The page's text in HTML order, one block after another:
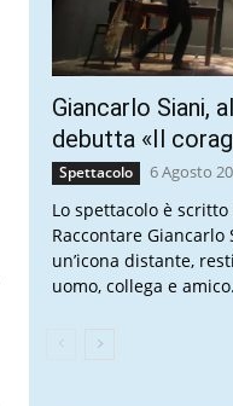
Giancarlo Siani,
debutta «Il
Spettacolo 6 Agosto
Lo spettacolo è
Raccontare
un’icona distante,
uomo, collega e